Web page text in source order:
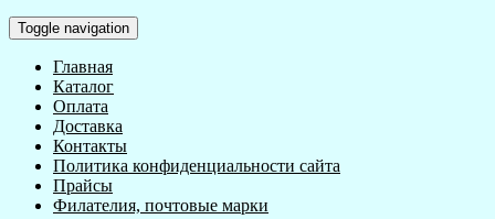
Toggle navigation
Главная
Каталог
Оплата
Доставка
Контакты
Политика конфиденциальности сайта
Прайсы
Филателия, почтовые марки